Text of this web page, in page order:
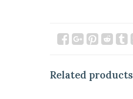
Related products